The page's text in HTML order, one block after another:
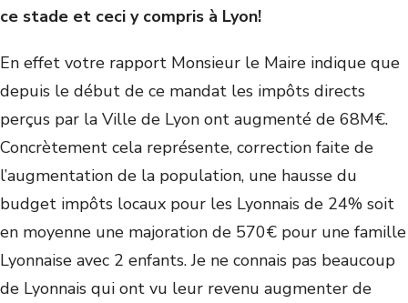
ce stade et ceci y compris à Lyon!
En effet votre rapport Monsieur le Maire indique que
depuis le début de ce mandat les impôts directs
perçus par la Ville de Lyon ont augmenté de 68M€.
Concrètement cela représente, correction faite de
l’augmentation de la population, une hausse du
budget impôts locaux pour les Lyonnais de 24% soit
en moyenne une majoration de 570€ pour une famille
Lyonnaise avec 2 enfants. Je ne connais pas beaucoup
de Lyonnais qui ont vu leur revenu augmenter de